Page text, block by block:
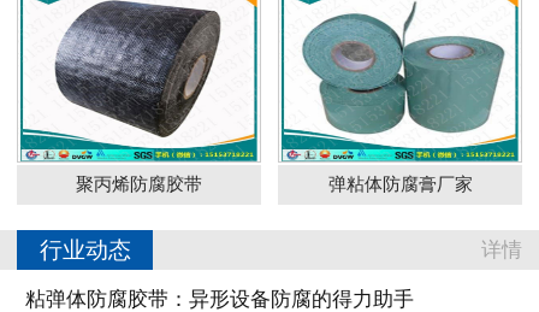
聚丙烯防腐胶带 弹粘体防腐膏厂家
行业动态 详情
粘弹体防腐胶带：异形设备防腐的得力助手